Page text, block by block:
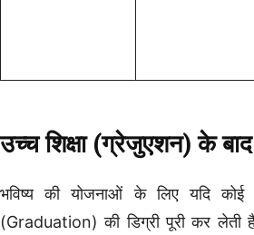
उच्च शिक्षा (ग्रेजुएशन) के
भविष्य की योजनाओं के लिए यदि कोई
(Graduation) की डिग्री पूरी कर लेती